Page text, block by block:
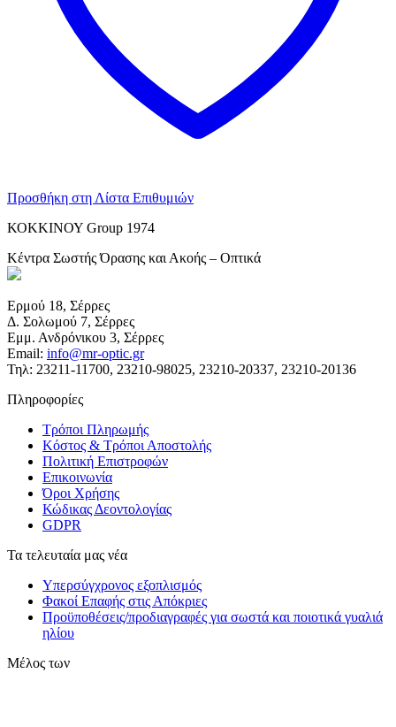
Προσθήκη στη Λίστα Επιθυμιών
ΚΟΚΚΙΝΟΥ Group 1974
Κέντρα Σωστής Όρασης και Ακοής – Οπτικά
Ερμού 18, Σέρρες
Δ. Σολωμού 7, Σέρρες
Εμμ. Ανδρόνικου 3, Σέρρες
Email: info@mr-optic.gr
Τηλ: 23211-11700, 23210-98025, 23210-20337, 23210-20136
Πληροφορίες
Τρόποι Πληρωμής
Κόστος & Τρόποι Αποστολής
Πολιτική Επιστροφών
Επικοινωνία
Όροι Χρήσης
Κώδικας Δεοντολογίας
GDPR
Τα τελευταία μας νέα
Υπερσύγχρονος εξοπλισμός
Φακοί Επαφής στις Απόκριες
Προϋποθέσεις/προδιαγραφές για σωστά και ποιοτικά γυαλιά
ηλίου
Μέλος των